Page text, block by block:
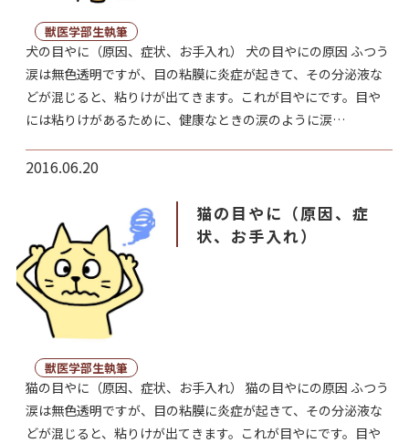
獣医学部生執筆
犬の目やに（原因、症状、お手入れ） 犬の目やにの原因 ふつう
涙は無色透明ですが、目の粘膜に炎症が起きて、その分泌液な
どが混じると、粘りけが出てきます。これが目やにです。目や
には粘りけがあるために、健康なときの涙のように涙…
2016.06.20
獣医学部生執筆
猫の目やに（原因、症
状、お手入れ）
猫の目やに（原因、症状、お手入れ） 猫の目やにの原因 ふつう
涙は無色透明ですが、目の粘膜に炎症が起きて、その分泌液な
どが混じると、粘りけが出てきます。これが目やにです。目や